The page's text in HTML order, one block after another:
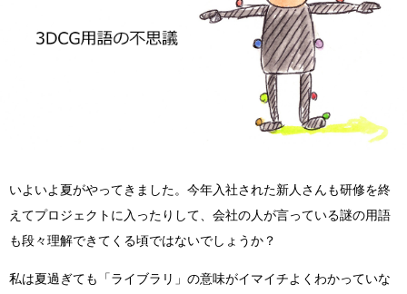
注目のキーワード
インディー版
いよいよ夏がやってきました。今年入社された新人さんも研修を終
えてプロジェクトに入ったりして、会社の人が言っている謎の用語
も段々理解できてくる頃ではないでしょうか？
私は夏過ぎても「ライブラリ」の意味がイマイチよくわかっていな